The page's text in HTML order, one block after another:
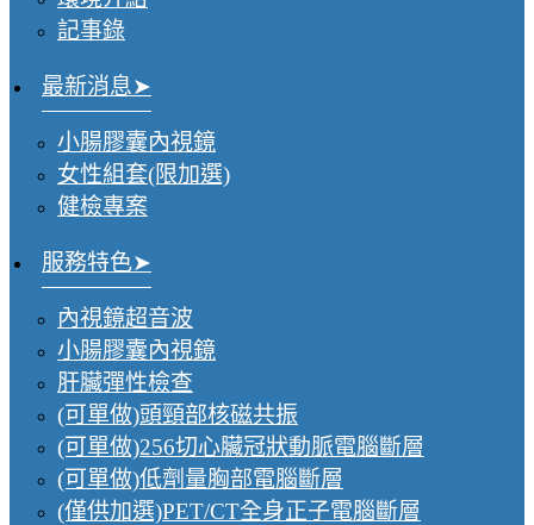
記事錄
最新消息
小腸膠囊內視鏡
女性組套(限加選)
健檢專案
服務特色
內視鏡超音波
小腸膠囊內視鏡
肝臟彈性檢查
(可單做)頭頸部核磁共振
(可單做)256切心臟冠狀動脈電腦斷層
(可單做)低劑量胸部電腦斷層
(僅供加選)PET/CT全身正子電腦斷層